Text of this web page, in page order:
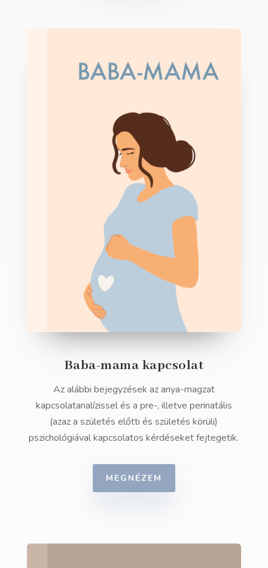
Baba-mama kapcsolat
Az alábbi bejegyzések az anya-magzat
kapcsolatanalízissel és a pre-, illetve perinatális
(azaz a születés előtti és születés körüli)
pszichológiával kapcsolatos kérdéseket fejtegetik.
MEGNÉZEM